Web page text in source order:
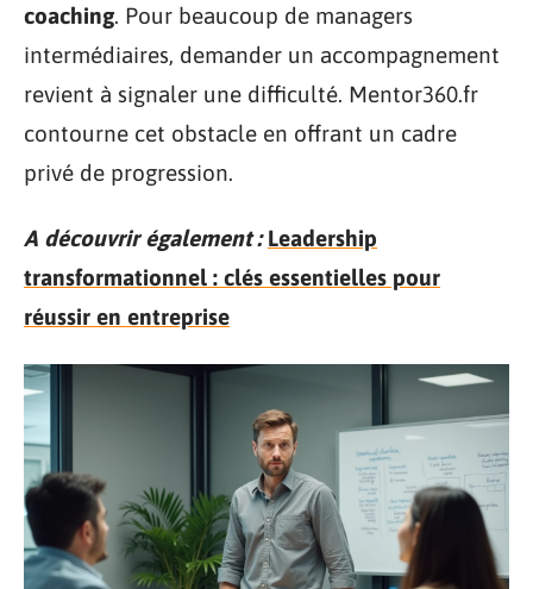
coaching. Pour beaucoup de managers
intermédiaires, demander un accompagnement
revient à signaler une difficulté. Mentor360.fr
contourne cet obstacle en offrant un cadre
privé de progression.
A découvrir également : Leadership
transformationnel : clés essentielles pour
réussir en entreprise